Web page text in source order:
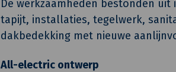
De werkzaamheden bestonden
tapijt, installaties, tegelwerk,
dakbedekking met nieuwe
All-electric ontwerp